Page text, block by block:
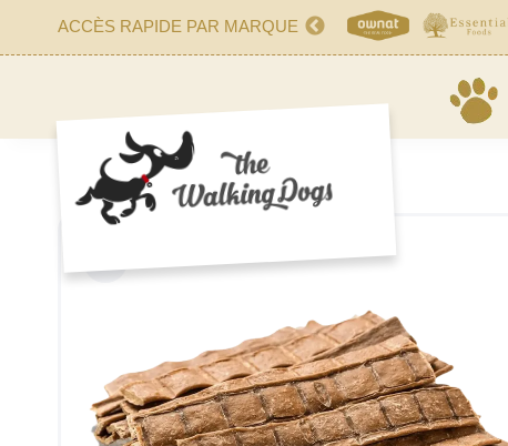
ACCÈS RAPIDE PAR MARQUE